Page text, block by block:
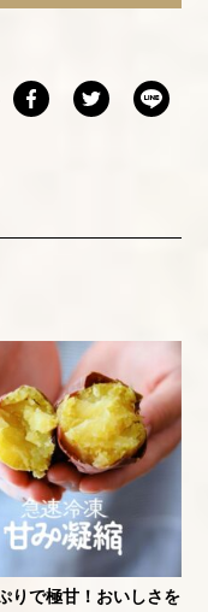
りで極甘！おいしさを